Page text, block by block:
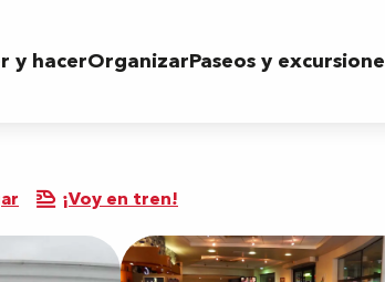
y hacerOrganizarPaseos y
¡Voy en tren!